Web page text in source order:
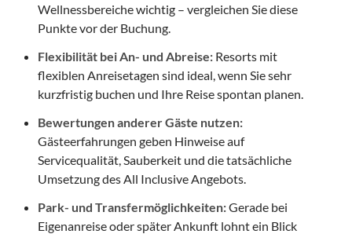
Wellnessbereiche wichtig – vergleichen Sie diese
Punkte vor der Buchung.
Flexibilität bei An- und Abreise: Resorts mit
flexiblen Anreisetagen sind ideal, wenn Sie sehr
kurzfristig buchen und Ihre Reise spontan planen.
Bewertungen anderer Gäste nutzen:
Gästeerfahrungen geben Hinweise auf
Servicequalität, Sauberkeit und die tatsächliche
Umsetzung des All Inclusive Angebots.
Park- und Transfermöglichkeiten:Gerade bei
Eigenanreise oder später Ankunft lohnt ein Blick